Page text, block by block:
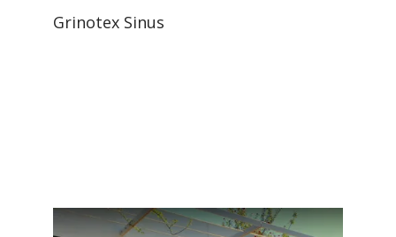
Grinotex Sinus